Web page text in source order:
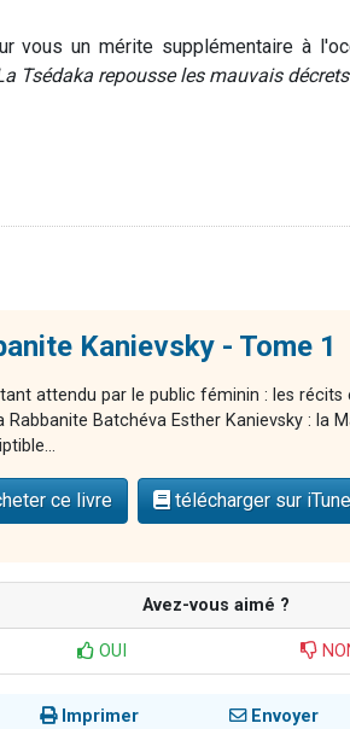
vous un mérite supplémentaire à
Tsédaka repousse les mauvais
Kanievsky - Tome 1
attendu par le public féminin : les
Rabbanite Batchéva Esther Kanievsky : la
ce livre télécharger sur
Avez-vous aimé ?
OUI
Imprimer Envoyer